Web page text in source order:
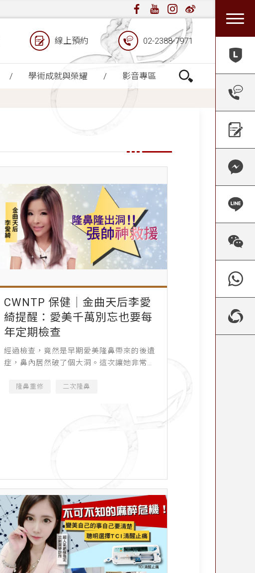
線上預約 02-2388-7971
學術成就與榮耀 影音專區
CWNTP 保健│金曲天后李愛
綺提醒：愛美千萬別忘也要每
年定期檢查
經過檢查，竟然是早期愛美隆鼻帶來的後遺
症，鼻內居然破了個大洞。這次讓她非常緊
涯。隆鼻重修 二次隆鼻